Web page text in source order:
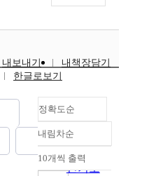
내보내기
내책장담기
한글로보기
정확도순
정확도
순
인기도
내림차순
내림차순
10개씩 출력